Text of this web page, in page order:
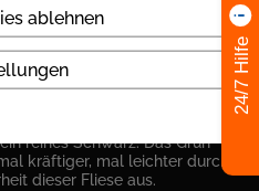
Sieht aus wie ein
reines Schwarz. Das Grün
kräftiger, mal leichter durch.
dieser Fliese aus.
ablehnen
24/7 Hilfe